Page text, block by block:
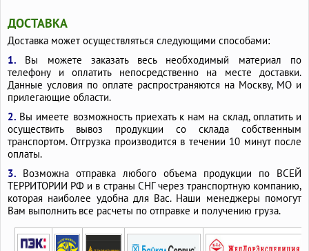
ДОСТАВКА
Доставка может осуществляться следующими способами:
1. Вы можете заказать весь необходимый материал по
телефону и оплатить непосредственно на месте доставки.
Данные условия по оплате распространяются на Москву, МО и
прилегающие области.
2. Вы имеете возможность приехать к нам на склад, оплатить и
осуществить вывоз продукции со склада собственным
транспортом. Отгрузка производится в течении 10 минут после
оплаты.
3. Возможна отправка любого объема продукции по ВСЕЙ
ТЕРРИТОРИИ РФ и в страны СНГ через транспортную компанию,
которая наиболее удобна для Вас. Наши менеджеры помогут
Вам выполнить все расчеты по отправке и получению груза.